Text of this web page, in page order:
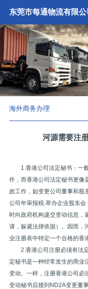
东莞市每通物流有限公
海外商务办理
河源需要注
1.香港公司法定秘书：一
作，而香港公司法定秘书更像
政工作，如变更公司董事和股
公司年审报税.举办企业股东
时向政府机构递交变动信息，
请，躲避法律依据）。因而，
业注册表中特定一个合格的香
2.香港公司注册必须有法
定秘书是一种经常发生的商业
变动。一样，注册香港公司必
变动秘书后接到ND2A变更董